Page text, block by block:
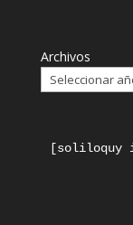
Archivos
[soliloquy